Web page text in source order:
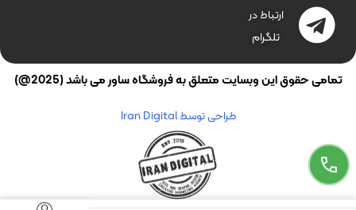
ارتباط در
تلگرام
تمامی حقوق این وبسایت متعلق به فروشگاه ساور می باشد (2025@)
طراحی توسط Iran Digital